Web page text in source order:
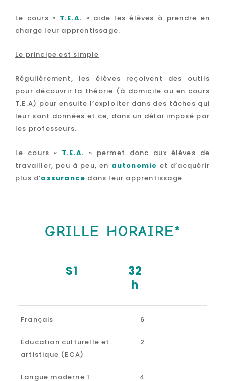
Le cours « T.E.A. » aide les élèves à prendre en
charge leur apprentissage.
Le principe est simple
Régulièrement, les élèves reçoivent des outils
pour découvrir la théorie (à domicile ou en cours
T.E.A) pour ensuite l’exploiter dans des tâches qui
leur sont données et ce, dans un délai imposé par
les professeurs.
Le cours « T.E.A. » permet donc aux élèves de
travailler, peu à peu, en autonomie et d’acquérir
plus d’assurance dans leur apprentissage.
GRILLE HORAIRE*
S1
32
h
Français 6
Éducation culturelle et
artistique (ECA)
2
Langue moderne 1
4